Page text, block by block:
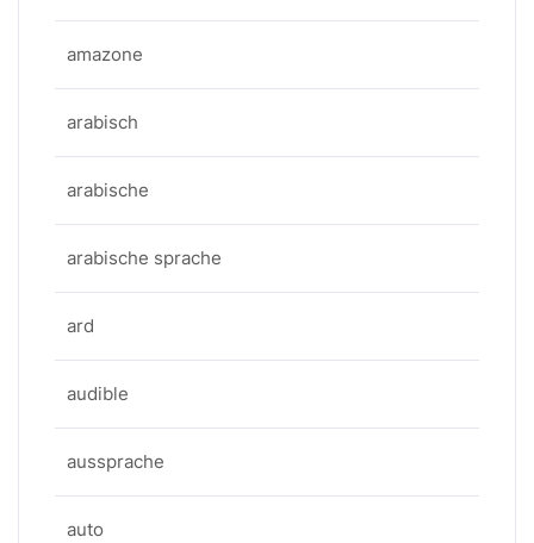
amazone
arabisch
arabische
arabische sprache
ard
audible
aussprache
auto